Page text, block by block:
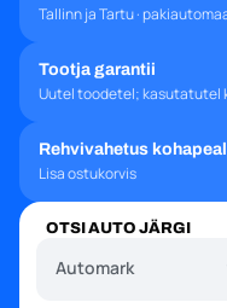
Tallinn ja Tartu ·
Tootja garantii
Uutel toodetel; kasutatutel
Rehvivahetus kohapeal
Lisa ostukorvis
OTSI AUTO JÄRGI
Automark